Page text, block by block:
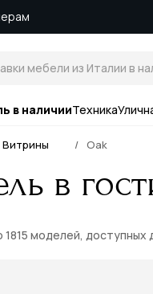
в наличииТехника
Витрины Oak
в
моделей, доступных